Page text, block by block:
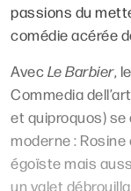
passions du
comédie acérée
AvecLe Barbier,
Commedia
et quiproquos) se
moderne : Rosine
égoïste mais
un valet